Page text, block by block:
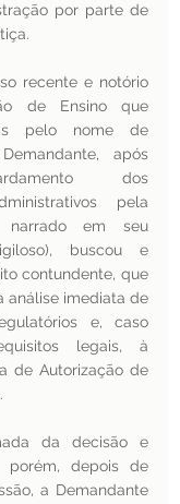
por parte de
recente e notório
de Ensino que
pelo nome de
após
dos
pela
narrado em seu
buscou e
contundente, que
análise imediata de
e, caso
legais, à
de Autorização de
da decisão e
porém, depois de
a Demandante